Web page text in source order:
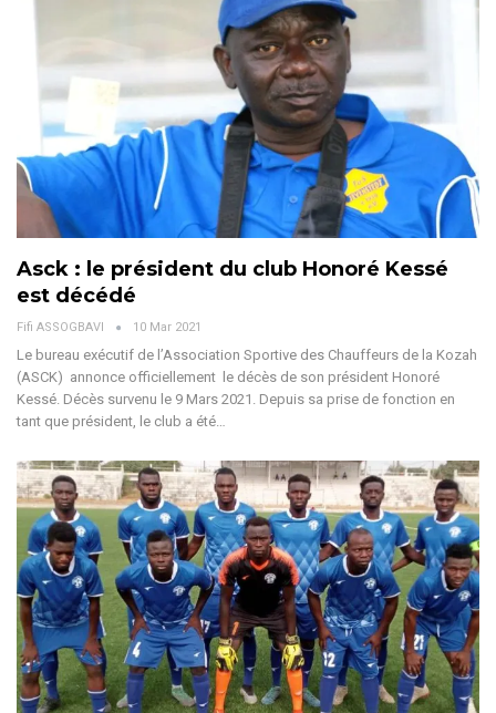
Asck : le président du club Honoré Kessé
est décédé
Fifi ASSOGBAVI 10 Mar 2021
Le bureau exécutif de l’Association Sportive des Chauffeurs de la Kozah
(ASCK) annonce officiellement le décès de son président Honoré
Kessé. Décès survenu le 9 Mars 2021. Depuis sa prise de fonction en
tant que président, le club a été…